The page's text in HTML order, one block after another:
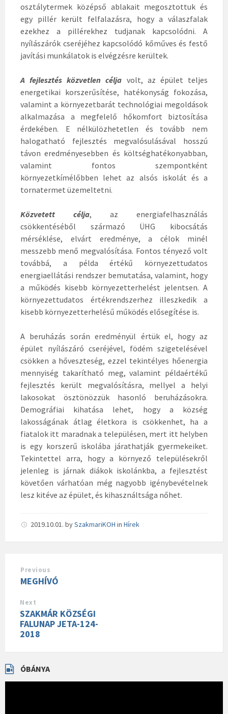
osztálytermek középső ablakait megosztottuk és
egy pillér került felfalazásra, hogy a válaszfalak
ezekhez a pillérekhez tudjanak kapcsolódni. A
nyílászárók cseréjéhez kapcsolódó kőműves és festő
javítási munkálatok is elvégzésre kerültek.
A fejlesztés közvetlen célja volt, az épület teljes
energetikai korszerűsítése, hatékonyság fokozása,
valamint a környezetbarát technológiai megoldások
alkalmazása a megfelelő hőkomfort biztosítása
érdekében. E nélkülözhetetlen és tovább nem
halogatható fejlesztés megvalósulásával hosszú
távon eredményesebben és költséghatékonyabban,
valamint fontos szempontként
környezetkímélőbben lehet az alsós iskolát és a
tornatermet üzemeltetni.
Közvetett célja, az energiafelhasználás
csökkentéséből származó ÜHG kibocsátás
mérséklése, elvárt eredménye, a célok minél
messzebb menő megvalósítása. Fontos tényező volt
továbbá, a példa értékű környezettudatos
energiaellátási rendszer bemutatása, valamint, hogy
a működés kisebb környezetterhelést jelentsen. A
környezettudatos értékrendszerhez illeszkedik a
kisebb környezetterhelésű működés elősegítése is.
A beruházás során eredményül értük el, hogy az
épület nyílászáró cseréjével, födém szigetelésével
csökken a hőveszteség, ezzel tekintélyes hőenergia
mennyiség takarítható meg, valamint példaértékű
fejlesztés került megvalósításra, mellyel a helyi
lakosokat ösztönözzük hasonló beruházásokra.
Demográfiai kihatása lehet, hogy a község
lakosságának átlag életkora is csökkenhet, ha a
fiatalok itt maradnak a településen, mert itt helyben
is egy korszerű iskolába járathatják gyermekeiket.
Tekintettel arra, hogy a környező településekről
jelenleg is járnak diákok iskolánkba, a fejlesztést
követően várhatóan még nagyobb igénybevételnek
lesz kitéve az épület, és kihasználtsága nőhet.
2019.10.01. bySzakmariKOH in Hírek
Previous
MEGHÍVÓ
Next
SZAKMÁR KÖZSÉGI
FALUNAP JETA-124-
2018
ÓBÁNYA